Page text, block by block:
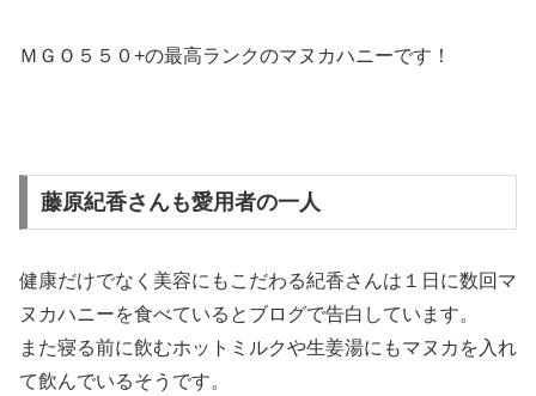
ＭＧＯ５５０+の最高ランクのマヌカハニーです！
藤原紀香さんも愛用者の一人
健康だけでなく美容にもこだわる紀香さんは１日に数回マ
ヌカハニーを食べているとブログで告白しています。
また寝る前に飲むホットミルクや生姜湯にもマヌカを入れ
て飲んでいるそうです。